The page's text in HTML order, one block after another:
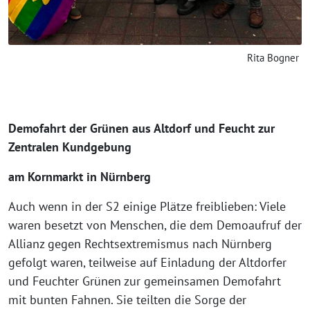
Rita Bogner
Demofahrt der Grünen aus Altdorf und Feucht zur
Zentralen Kundgebung
am Kornmarkt in Nürnberg
Auch wenn in der S2 einige Plätze freiblieben: Viele
waren besetzt von Menschen, die dem Demoaufruf der
Allianz gegen Rechtsextremismus nach Nürnberg
gefolgt waren, teilweise auf Einladung der Altdorfer
und Feuchter Grünen zur gemeinsamen Demofahrt
mit bunten Fahnen. Sie teilten die Sorge der